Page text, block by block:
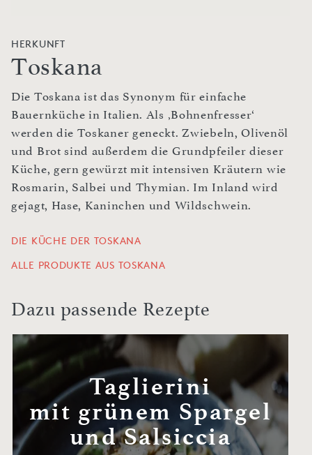
HERKUNFT
Toskana
Die Toskana ist das Synonym für einfache
Bauernküche in Italien. Als ‚Bohnenfresser‘
werden die Toskaner geneckt. Zwiebeln, Olivenöl
und Brot sind außerdem die Grundpfeiler dieser
Küche, gern gewürzt mit intensiven Kräutern wie
Rosmarin, Salbei und Thymian. Im Inland wird
gejagt, Hase, Kaninchen und Wildschwein.
DIE KÜCHE DER TOSKANA
ALLE PRODUKTE AUS TOSKANA
Dazu passende Rezepte
Taglierini
mit grünem Spargel
und Salsiccia